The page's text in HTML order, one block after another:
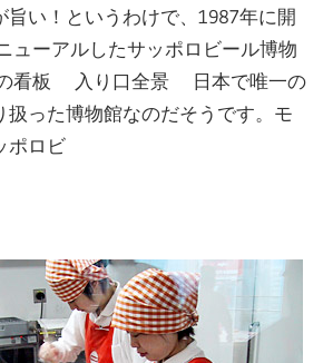
い！というわけで、1987年に開
ューアルしたサッポロビール博物
看板 入り口全景 日本で唯一の
扱った博物館なのだそうです。モ
ポロビ